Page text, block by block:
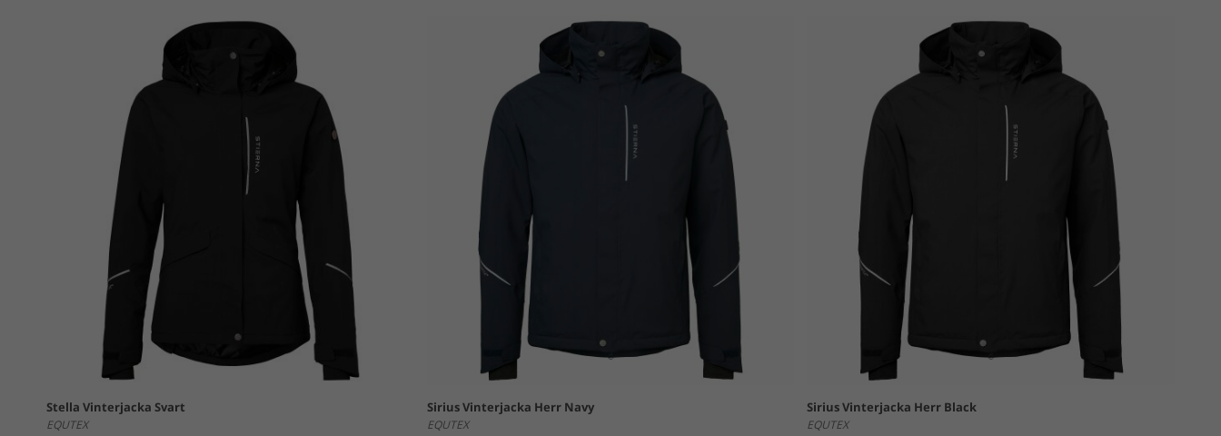
Stella Vinterjacka Svart
EQUTEX
Sirius Vinterjacka Herr Navy
EQUTEX
Sirius Vinterjacka Herr Black
EQUTEX